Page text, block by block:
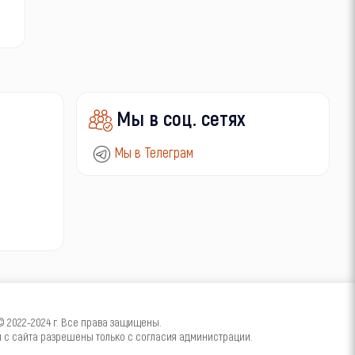
Мы в соц. сетях
Мы в Телеграм
2024 г. Все права защищены.
сайта разрешены только с согласия администрации.